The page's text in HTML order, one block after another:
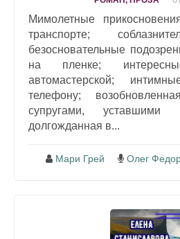
Мимолетные
транспорте;
безосновательные
на пленке;
автомастерской;
телефону;
супругами,
долгожданная в...
Мари Грей Олег